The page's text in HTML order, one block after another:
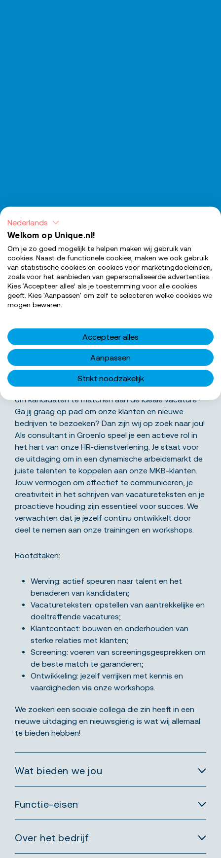
SOLLICITEER NU
Wat ga je precies doen
Wij zoeken een nieuwe enthousiaste collega voor
ons kleine hechte team in Groenlo! Wordt jij blij van
om kandidaten te matchen aan de ideale vacature?
Ga jij graag op pad om onze klanten en nieuwe
bedrijven te bezoeken? Dan zijn wij op zoek naar jou!
Als consultant in Groenlo speel je een actieve rol in
het hart van onze HR-dienstverlening. Je staat voor
de uitdaging om in een dynamische arbeidsmarkt de
juiste talenten te koppelen aan onze MKB-klanten.
Jouw vermogen om effectief te communiceren, je
creativiteit in het schrijven van vacatureteksten en je
proactieve houding zijn essentieel voor succes. We
verwachten dat je jezelf continu ontwikkelt door
deel te nemen aan onze trainingen en workshops.
Hoofdtaken:
Werving: actief speuren naar talent en het
benaderen van kandidaten;
Vacatureteksten: opstellen van aantrekkelijke en
doeltreffende vacatures;
Klantcontact: bouwen en onderhouden van
sterke relaties met klanten;
Screening: voeren van screeningsgesprekken om
de beste match te garanderen;
Ontwikkeling: jezelf verrijken met kennis en
vaardigheden via onze workshops.
We zoeken een sociale collega die zin heeft in een
nieuwe uitdaging en nieuwsgierig is wat wij allemaal
te bieden hebben!
Wat bieden we jou
Functie-eisen
Over het bedrijf
Nederlands
Welkom op Unique.nl!
Om je zo goed mogelijk te helpen maken wij gebruik van
cookies. Naast de functionele cookies, maken we ook gebruik
van statistische cookies en cookies voor marketingdoeleinden,
zoals voor het aanbieden van gepersonaliseerde advertenties.
Kies ‘Accepteer alles’ als je toestemming voor alle cookies
geeft. Kies 'Aanpassen' om zelf te selecteren welke cookies we
mogen bewaren.
Accepteer alles
Aanpassen
Strikt noodzakelijk